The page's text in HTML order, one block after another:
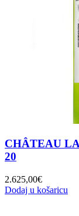
CHÂTEAU
20
2.625,00€
Dodaj u košaricu